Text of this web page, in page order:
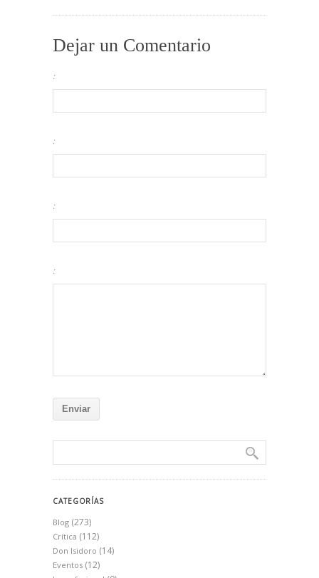
Dejar un Comentario
:
:
:
:
CATEGORÍAS
Blog (273)
Crítica (112)
Don Isidoro (14)
Eventos (12)